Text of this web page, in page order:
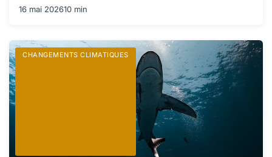
16 mai 202610 min
CHANGEMENTS CLIMATIQUES